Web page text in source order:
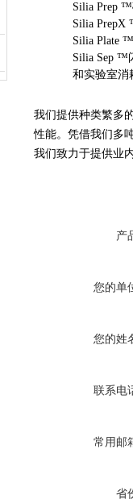
Silia Prep
Silia PrepX
Silia Plate
Silia Sep ™
和实验室消
我们提供种类繁多
性能。凭借我们多
我们致力于提供业
产
您的单
您的姓
联系电
常用邮
省